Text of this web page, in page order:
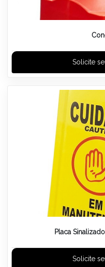
Solicite
Placa
Solicite